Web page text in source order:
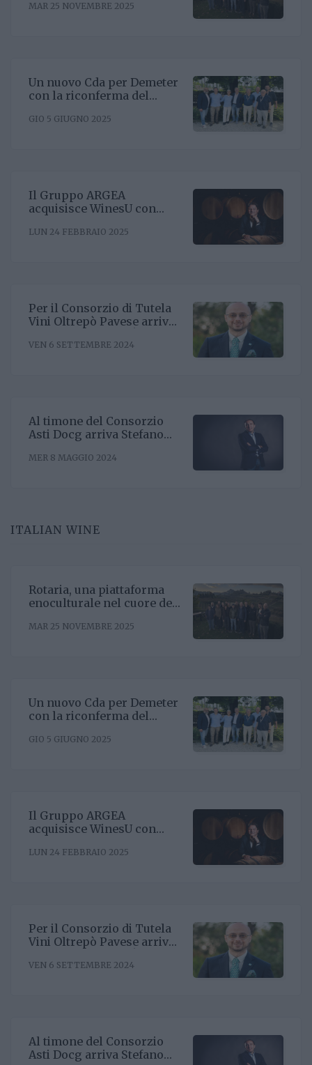
MAR 25 NOVEMBRE 2025
Un nuovo Cda per Demeter
con la riconferma del
GIO 5 GIUGNO 2025
Il Gruppo ARGEA
acquisisce WinesU con
posizionamento negli Stati
LUN 24 FEBBRAIO 2025
Per il Consorzio di Tutela
Vini Oltrepò Pavese arriva
Riccardo Binda
VEN 6 SETTEMBRE 2024
Al timone del Consorzio
Asti Docg arriva Stefano
sinergia associativa e far
MER 8 MAGGIO 2024
ITALIAN WINE
Rotaria, una piattaforma
enoculturale nel cuore del
MAR 25 NOVEMBRE 2025
Un nuovo Cda per Demeter
con la riconferma del
GIO 5 GIUGNO 2025
Il Gruppo ARGEA
acquisisce WinesU con
posizionamento negli Stati
LUN 24 FEBBRAIO 2025
Per il Consorzio di Tutela
Vini Oltrepò Pavese arriva
Riccardo Binda
VEN 6 SETTEMBRE 2024
Al timone del Consorzio
Asti Docg arriva Stefano